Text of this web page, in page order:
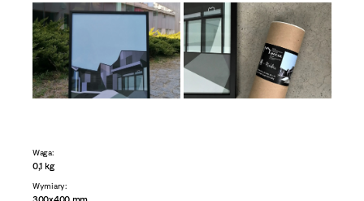
Waga:
0,1 kg
Wymiary: